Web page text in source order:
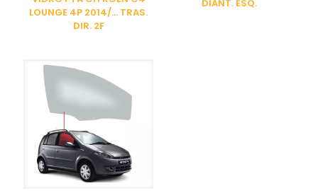
LOUNGE 4P 2014/… TRAS.
DIR. 2F
DIANT. ESQ.